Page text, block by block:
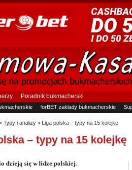
Poradnik bukmacherski
forBET zakłady bukmacherskie
Typy i analizy > Liga polska – typy na 15 kolejkę
– typy na 15 kolejkę
dzieją się w lidze polskiej.